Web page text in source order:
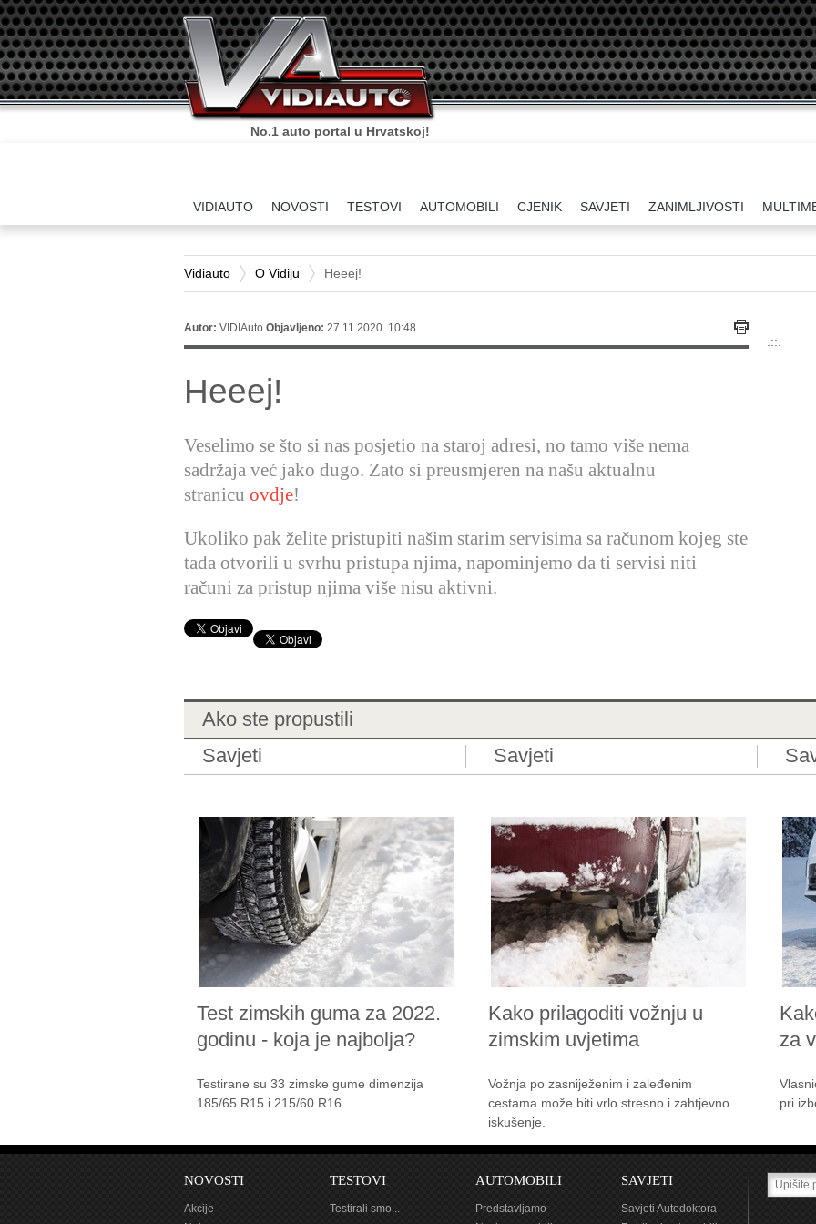
No.1 auto portal u Hrvatskoj!
VIDIAUTO NOVOSTI TESTOVI AUTOMOBILI CJENIK SAVJETI ZANIMLJIVOSTI
Vidiauto O Vidiju Heeej!
Autor: VIDIAuto Objavljeno: 27.11.2020. 10:48
Heeej!
Veselimo se što si nas posjetio na staroj adresi, no tamo više nema
sadržaja već jako dugo. Zato si preusmjeren na našu aktualnu
stranicu ovdje!
Ukoliko pak želite pristupiti našim starim servisima sa računom kojeg ste
tada otvorili u svrhu pristupa njima, napominjemo da ti servisi niti
računi za pristup njima više nisu aktivni.
.::.
Ako ste propustili
Savjeti
Savjeti
Test zimskih guma za 2022.
godinu - koja je najbolja?
Testirane su 33 zimske gume dimenzija
185/65 R15 i 215/60 R16.
Kako prilagoditi vožnju u
zimskim uvjetima
Vožnja po zasniježenim i zaleđenim
cestama može biti vrlo stresno i zahtjevno
iskušenje.
za
pri
NOVOSTI
Akcije
TESTOVI
Testirali smo...
AUTOMOBILI
Predstavljamo
SAVJETI
Savjeti Autodoktora